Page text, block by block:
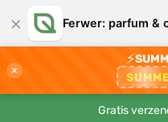
× Ferwer: parfum &
×
⚡
Gratis